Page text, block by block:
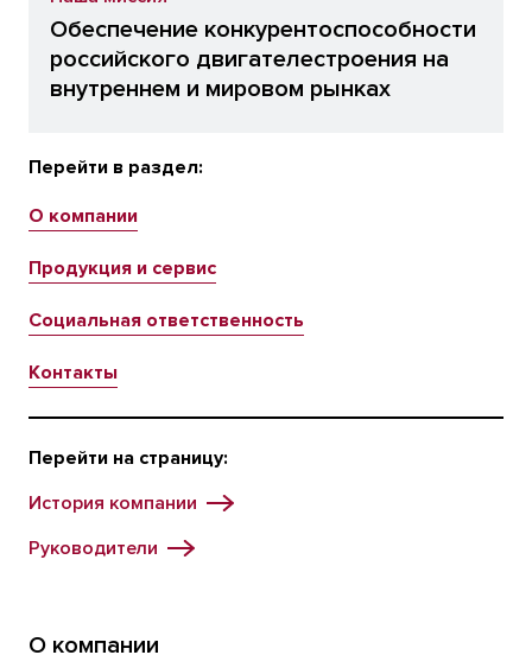
Перейти в раздел:
О компании
Продукция и сервис
Социальная ответственность
Контакты
Перейти на страницу:
История компании
Руководители
Обеспечение конкурентоспособности
российского двигателестроения на
внутреннем и мировом рынках
О компании